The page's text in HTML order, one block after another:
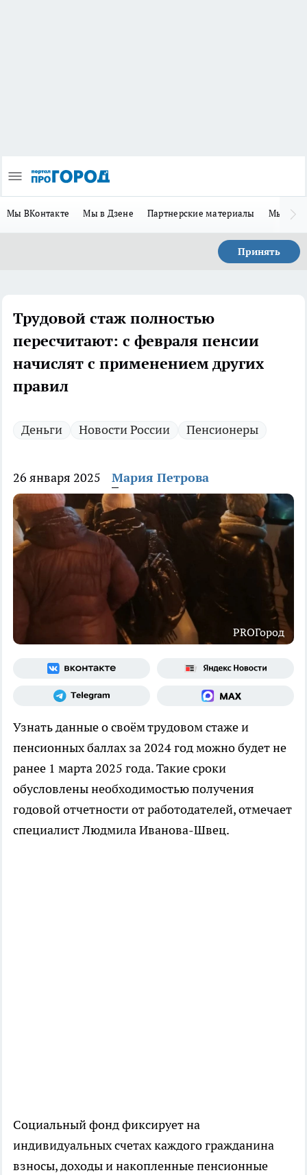
Мы ВКонтакте Мы в Дзене Партнерские материалы Мы в
Принять
Трудовой стаж полностью
пересчитают: с февраля пенсии
начислят с применением других
правил
Деньги Новости России Пенсионеры
26 января 2025 Мария Петрова
PROГород
Узнать данные о своём трудовом стаже и
пенсионных баллах за 2024 год можно будет не
ранее 1 марта 2025 года. Такие сроки
обусловлены необходимостью получения
годовой отчетности от работодателей, отмечает
специалист Людмила Иванова-Швец.
Социальный фонд фиксирует на
индивидуальных счетах каждого гражданина
взносы, доходы и накопленные пенсионные